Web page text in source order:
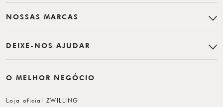
NOSSAS MARCAS
DEIXE-NOS AJUDAR
O MELHOR NEGÓCIO
Loja oficial ZWILLING